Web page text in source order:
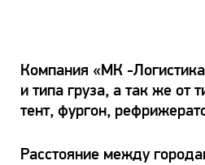
Компания «МК -
и типа груза, а так же
тент, фургон,
Расстояние между